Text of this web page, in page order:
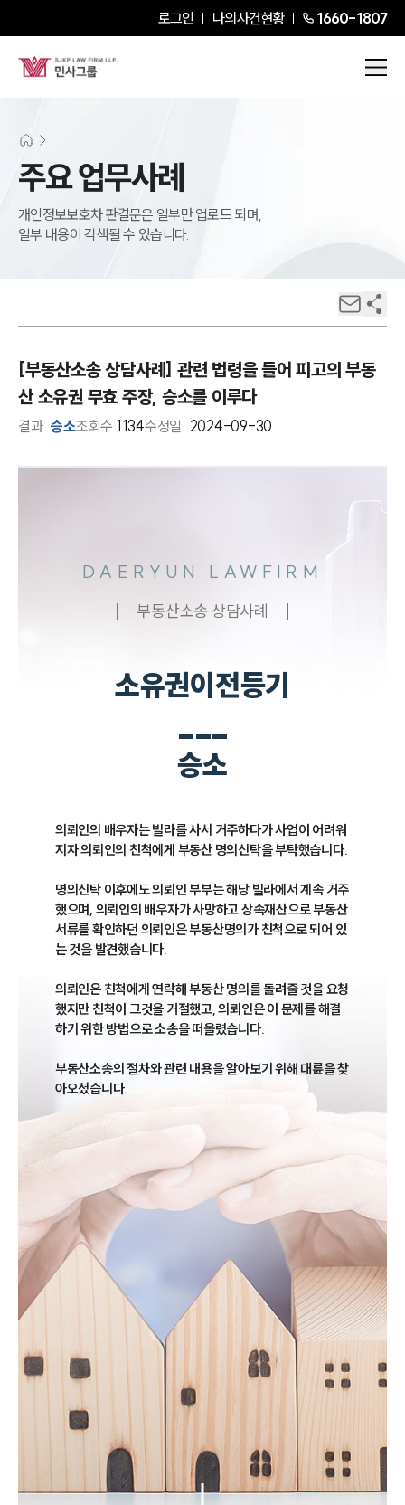
로그인 나의사건현황 1660-1807
주요 업무사례
개인정보보호차 판결문은 일부만 업로드 되며,
일부 내용이 각색될 수 있습니다.
[부동산소송 상담사례] 관련 법령을 들어 피고의 부동
산 소유권 무효 주장, 승소를 이루다
결과 승소조회수 1134수정일: 2024-09-30
DAERYUN LAWFIRM
부동산소송 상담사례
소유권이전등기
___
승소
의뢰인의 배우자는 빌라를 사서 거주하다가 사업이 어려워
지자 의뢰인의 친척에게 부동산 명의신탁을 부탁했습니다.
명의신탁 이후에도 의뢰인 부부는 해당 빌라에서 계속 거주
했으며, 의뢰인의 배우자가 사망하고 상속재산으로 부동산
서류를 확인하던 의뢰인은 부동산명의가 친척으로 되어 있
는 것을 발견했습니다.
의뢰인은 친척에게 연락해 부동산 명의를 돌려줄 것을 요청
했지만 친척이 그것을 거절했고, 의뢰인은 이 문제를 해결
하기 위한 방법으로 소송을 떠올렸습니다.
부동산소송의 절차와 관련 내용을 알아보기 위해 대륜을 찾
아오셨습니다.